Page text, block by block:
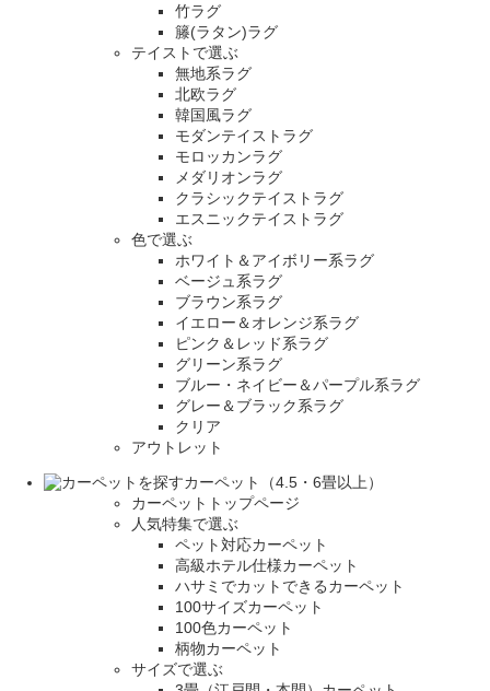
竹ラグ
籐(ラタン)ラグ
テイストで選ぶ
無地系ラグ
北欧ラグ
韓国風ラグ
モダンテイストラグ
モロッカンラグ
メダリオンラグ
クラシックテイストラグ
エスニックテイストラグ
色で選ぶ
ホワイト＆アイボリー系ラグ
ベージュ系ラグ
ブラウン系ラグ
イエロー＆オレンジ系ラグ
ピンク＆レッド系ラグ
グリーン系ラグ
ブルー・ネイビー＆パープル系ラグ
グレー＆ブラック系ラグ
クリア
アウトレット
カーペット（4.5・6畳以上）
カーペットトップページ
人気特集で選ぶ
ペット対応カーペット
高級ホテル仕様カーペット
ハサミでカットできるカーペット
100サイズカーペット
100色カーペット
柄物カーペット
サイズで選ぶ